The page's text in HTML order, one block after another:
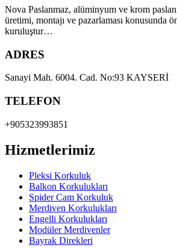
Nova Paslanmaz, alüminyum ve krom
üretimi, montajı ve pazarlaması konusunda
kuruluştur…
ADRES
Sanayi Mah. 6004. Cad. No:93 KAYSERİ
TELEFON
+905323993851
Hizmetlerimiz
Pleksi Korkuluk
Balkon Korkulukları
Spider Cam Korkuluk
Merdiven Korkulukları
Engelli Korkulukları
Modüler Merdivenler
Bayrak Direkleri